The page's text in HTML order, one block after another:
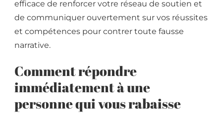
efficace de renforcer votre réseau de soutien et
de communiquer ouvertement sur vos réussites
et compétences pour contrer toute fausse
narrative.
Comment répondre
immédiatement à une
personne qui vous rabaisse